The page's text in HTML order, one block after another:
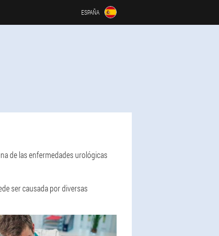
ESPAÑA
de las enfermedades urológicas
ser causada por diversas